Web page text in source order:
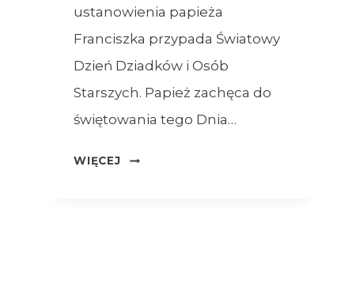
ustanowienia papieża
Franciszka przypada Światowy
Dzień Dziadków i Osób
Starszych. Papież zachęca do
świętowania tego Dnia…
WIĘCEJ
OGŁOSZENIA